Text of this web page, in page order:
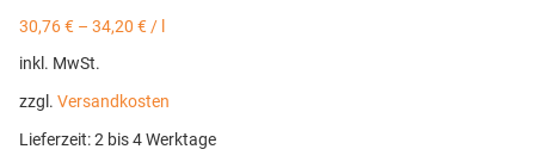
30,76€ – 34,20 € /
inkl. MwSt.
zzgl. Versandkosten
Lieferzeit:2 bis 4 Werktage